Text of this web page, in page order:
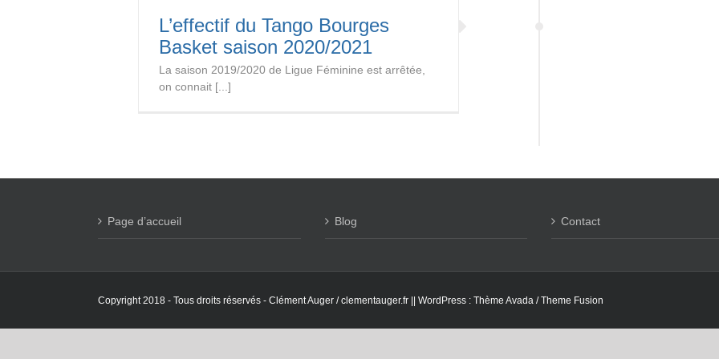
L’effectif du Tango Bourges
Basket saison 2020/2021
La saison 2019/2020 de Ligue Féminine est arrêtée,
on connait [...]
Page d’accueil Blog Contact
Copyright 2018 - Tous droits réservés - Clément Auger / clementauger.fr || WordPress : Thème Avada /Theme Fusion